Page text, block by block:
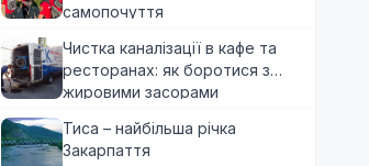
самопочуття
Чистка каналізації в кафе та
ресторанах: як боротися з
жировими засорами
Тиса – найбільша річка
Закарпаття